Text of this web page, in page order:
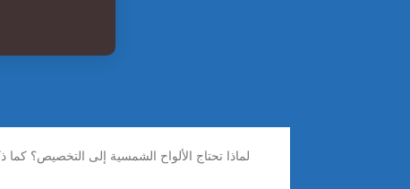
لماذا تحتاج الألواح الشمسية إلى التخصيص؟